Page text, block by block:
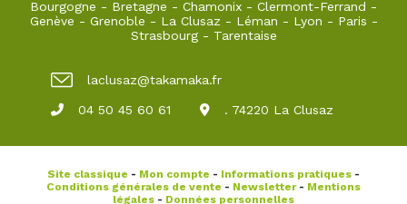
Bourgogne - Bretagne - Chamonix - Clermont-Ferrand -
Genève - Grenoble - La Clusaz - Léman - Lyon - Paris -
Strasbourg- Tarentaise
laclusaz@takamaka.fr
04 50 45 60 61 . 74220 La Clusaz
Site classique - Mon compte - Informations pratiques -
Conditions générales de vente - Newsletter- Mentions
légales - Données personnelles